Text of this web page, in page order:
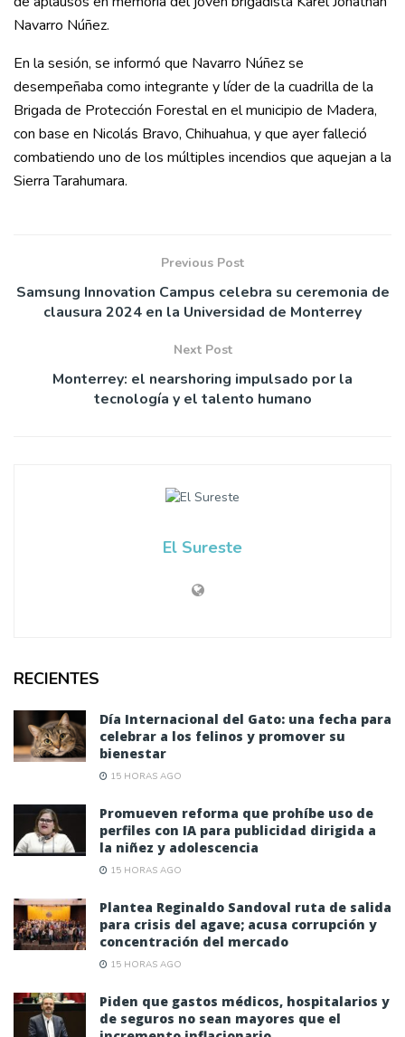
Navarro Núñez.
En la sesión, se informó que Navarro Núñez se
desempeñaba como integrante y líder de la cuadrilla de la
Brigada de Protección Forestal en el municipio de Madera,
con base en Nicolás Bravo, Chihuahua, y que ayer falleció
combatiendo uno de los múltiples incendios que aquejan a la
Sierra Tarahumara.
Previous Post
Samsung Innovation Campus celebra su ceremonia de
clausura 2024 en la Universidad de Monterrey
Next Post
Monterrey: el nearshoring impulsado por la
tecnología y el talento humano
El Sureste
RECIENTES
Día Internacional del Gato: una fecha para
celebrar a los felinos y promover su
bienestar
15 HORAS AGO
Promueven reforma que prohíbe uso de
perfiles con IA para publicidad dirigida a
la niñez y adolescencia
15 HORAS AGO
Plantea Reginaldo Sandoval ruta de salida
para crisis del agave; acusa corrupción y
concentración del mercado
15 HORAS AGO
Piden que gastos médicos, hospitalarios y
de seguros no sean mayores que el